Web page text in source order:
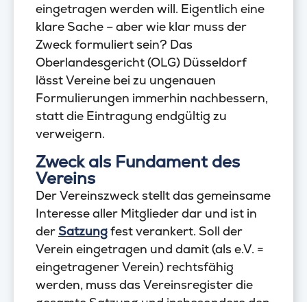
eingetragen werden will. Eigentlich eine
klare Sache – aber wie klar muss der
Zweck formuliert sein? Das
Oberlandesgericht (OLG) Düsseldorf
lässt Vereine bei zu ungenauen
Formulierungen immerhin nachbessern,
statt die Eintragung endgültig zu
verweigern.
Zweck als Fundament des
Vereins
Der Vereinszweck stellt das gemeinsame
Interesse aller Mitglieder dar und ist in
derSatzungfest verankert. Soll der
Verein eingetragen und damit (als e.V. =
eingetragener Verein) rechtsfähig
werden, muss das Vereinsregister die